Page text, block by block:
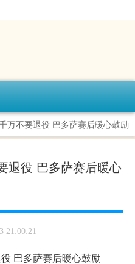
万不要退役 巴多萨赛后暖心鼓励
退役 巴多萨赛后暖心
21:00:21